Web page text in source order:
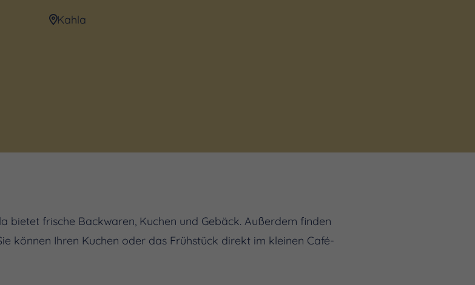
Kahla
bietet frische Backwaren, Kuchen und Gebäck. Außerdem finden
können Ihren Kuchen oder das Frühstück direkt im kleinen Café-